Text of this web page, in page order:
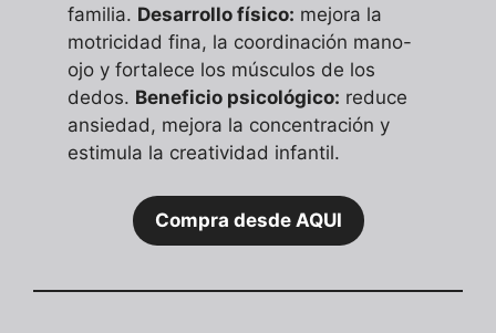
familia. Desarrollo físico: mejora la
motricidad fina, la coordinación mano-
ojo y fortalece los músculos de los
dedos. Beneficio psicológico: reduce
ansiedad, mejora la concentración y
estimula la creatividad infantil.
Compra desde AQUI